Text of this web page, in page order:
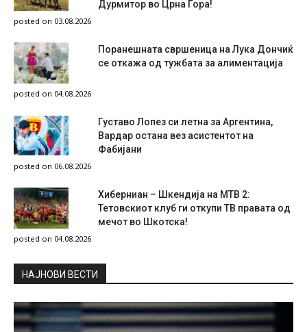
Дурмитор во Црна Гора!
posted on 03.08.2026
Поранешната свршеница на Лука Дончиќ
се откажа од тужбата за алиментација
posted on 04.08.2026
Густаво Лопез си летна за Аргентина,
Вардар остана вез асистентот на
Фабијани
posted on 06.08.2026
Хиберниан – Шкендија на МТВ 2:
Тетовскиот клуб ги откупи ТВ правата од
мечот во Шкотска!
posted on 04.08.2026
НAЈНОВИ ВЕСТИ